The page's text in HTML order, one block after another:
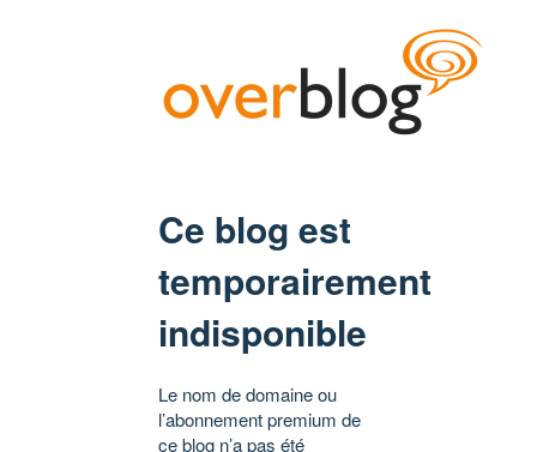
Ce blog est
temporairement
indisponible
Le nom de domaine ou
l’abonnement premium de
ce blog n’a pas été